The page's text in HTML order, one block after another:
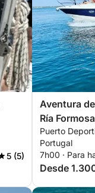
5 (5)
Aventura
Ría
Puerto
Portugal
7h00 · Para
Desde